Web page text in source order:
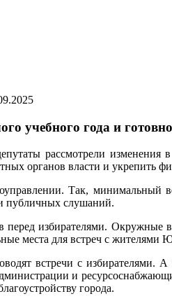
учебного года и
рассмотрели
органов власти и укрепить
Так, минимальный
публичных слушаний.
избирателями.
места для встреч с жителями
встречи с избирателями.
и
города.